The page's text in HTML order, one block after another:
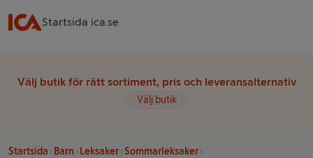
Startsida ica.se
Välj butik för rätt sortiment, pris och leveransalternativ
Välj butik
Startsida Barn Leksaker Sommarleksaker